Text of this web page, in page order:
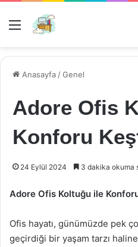
Menü
Anasayfa /Genel
Adore Ofis
Konforu
24 Eylül 2024 3 dakika okuma
Adore Ofis Koltuğu ile
Ofis hayatı, günümüzde pek
geçirdiği bir yaşam tarzı